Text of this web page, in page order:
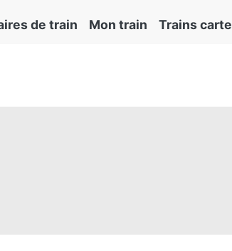
de train Mon train Trains carte